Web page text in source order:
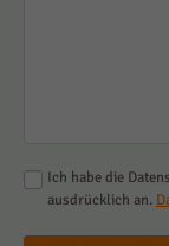
Ich habe die
ausdrücklich an.